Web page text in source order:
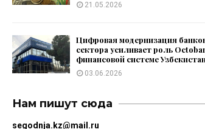
21.05.2026
Цифровая модернизация
сектора усиливает роль
финансовой системе
03.06.2026
Нам пишут сюда
segodnja.kz@mail.ru